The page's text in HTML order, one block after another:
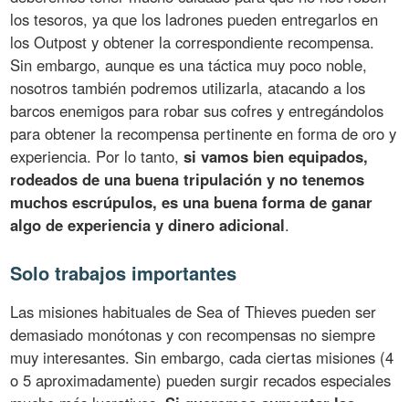
los tesoros, ya que los ladrones pueden entregarlos en
los Outpost y obtener la correspondiente recompensa.
Sin embargo, aunque es una táctica muy poco noble,
nosotros también podremos utilizarla, atacando a los
barcos enemigos para robar sus cofres y entregándolos
para obtener la recompensa pertinente en forma de oro y
experiencia. Por lo tanto,si vamos bien equipados,
rodeados de una buena tripulación y no tenemos
muchos escrúpulos, es una buena forma de ganar
algo de experiencia y dinero adicional.
Solo trabajos importantes
Las misiones habituales de Sea of Thieves pueden ser
demasiado monótonas y con recompensas no siempre
muy interesantes. Sin embargo, cada ciertas misiones (4
o 5 aproximadamente) pueden surgir recados especiales